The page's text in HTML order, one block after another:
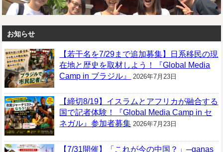
お知らせ
【若干名を7/29まで追加募集】日系移民の現
在地と歴史を取材しよう！『Global Media
Camp in ブラジル』
2026年7月23日
【締切8/19】イスラムとアフリカが融合する
国で記者体験！『Global Media Camp in セ
ネガル』参加者募集 2026年7月23日
【7/31開催】「これが今の中国？」─ganas